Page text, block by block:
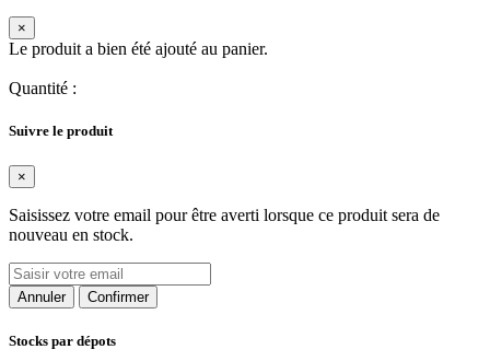
×
Le produit a bien été ajouté au panier.
Quantité :
Suivre le produit
×
Saisissez votre email pour être averti lorsque ce produit sera de
nouveau en stock.
Annuler Confirmer
Stocks par dépots